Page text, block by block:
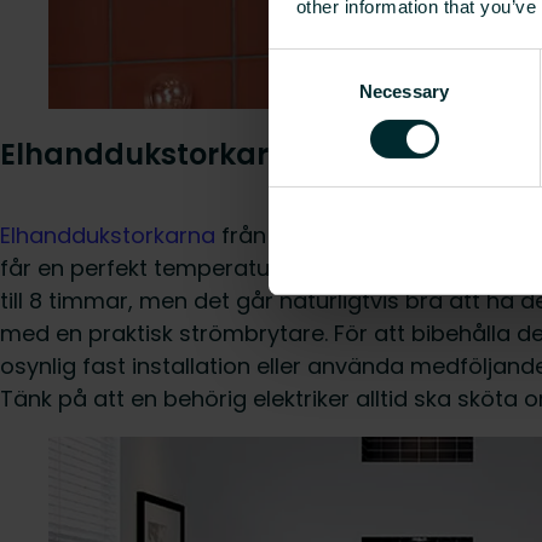
other information that
Necessary
Elhanddukstorkar – Värme till
Elhanddukstorkarna från LVI by Purmo har en
får en perfekt temperatur. En del modeller finns
till 8 timmar, men det går naturligtvis bra att ha
med en praktisk strömbrytare. För att bibehålla
osynlig fast installation eller använda
Tänk på att en behörig elektriker alltid ska sköta